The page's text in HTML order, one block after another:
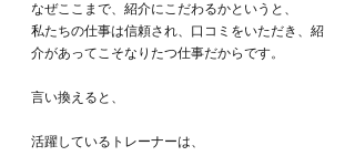
なぜここまで、紹介にこだわるかというと、
私たちの仕事は信頼され、口コミをいただき、紹
介があってこそなりたつ仕事だからです。
言い換えると、
活躍しているトレーナーは、